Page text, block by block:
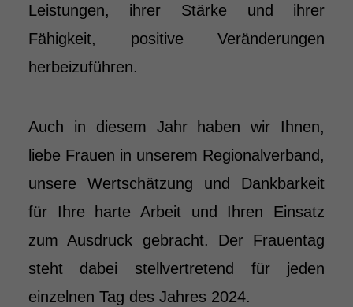
Leistungen, ihrer Stärke und ihrer
Fähigkeit, positive Veränderungen
herbeizuführen.
Auch in diesem Jahr haben wir Ihnen,
liebe Frauen in unserem Regionalverband,
unsere Wertschätzung und Dankbarkeit
für Ihre harte Arbeit und Ihren Einsatz
zum Ausdruck gebracht. Der Frauentag
steht dabei stellvertretend für jeden
einzelnen Tag des Jahres 2024.